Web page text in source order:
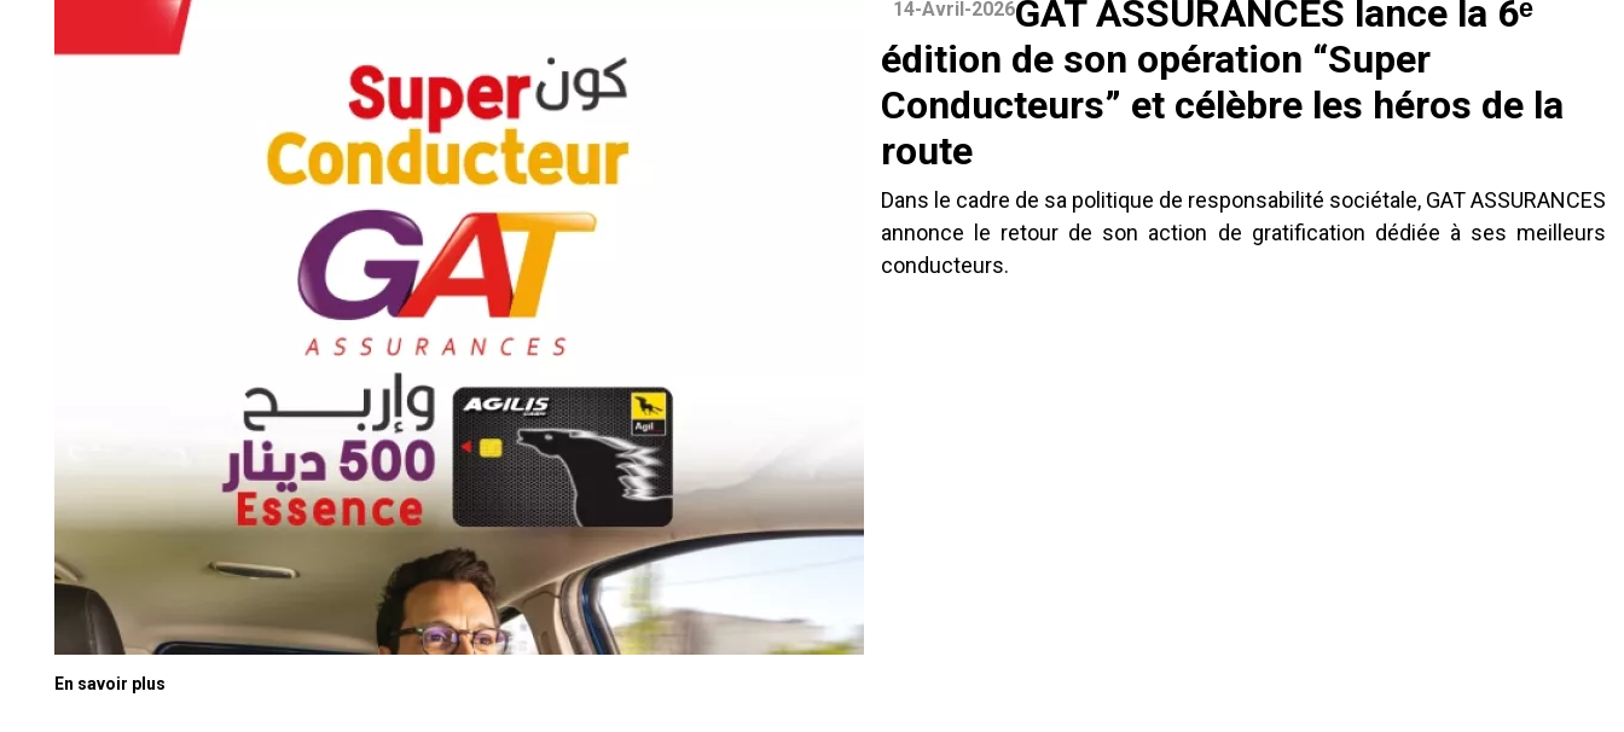
14-Avril-2026GAT ASSURANCES lance la 6ᵉ
édition de son opération “Super
Conducteurs” et célèbre les héros de la
route
Dans le cadre de sa politique de responsabilité sociétale, GAT ASSURANCES
annonce le retour de son action de gratification dédiée à ses meilleurs
conducteurs.
En savoir plus